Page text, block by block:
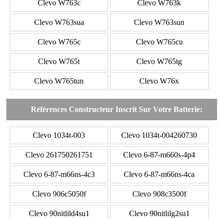
Clevo W763c Clevo W763k
Clevo W763sua Clevo W763sun
Clevo W765c Clevo W765cu
Clevo W765t Clevo W765tg
Clevo W765tun Clevo W76x
Références Constructeur Inscrit Sur Votre Batterie:
Clevo 1034t-003 Clevo 1034t-004260730
Clevo 261750261751 Clevo 6-87-m660s-4p4
Clevo 6-87-m66ns-4c3 Clevo 6-87-m66ns-4ca
Clevo 906c5050f Clevo 908c3500f
Clevo 90nitlild4su1 Clevo 90nitlilg2su1